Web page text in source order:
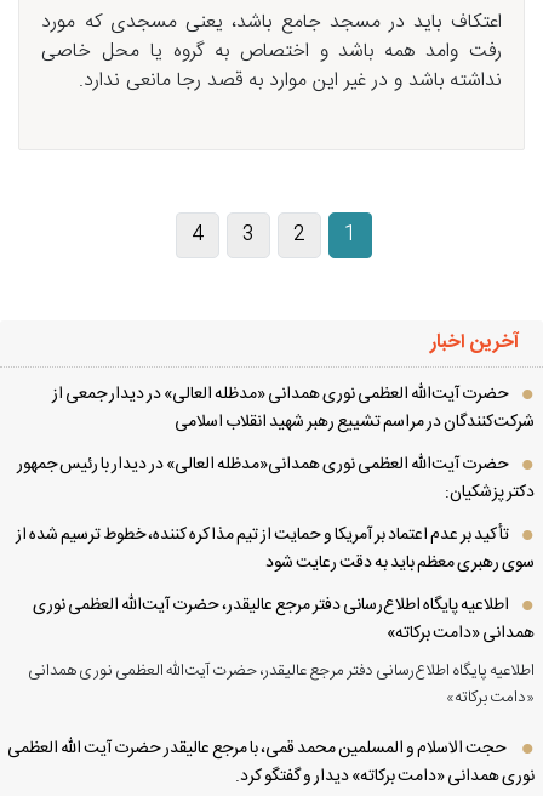
اعتکاف باید در مسجد جامع باشد، یعنی مسجدی که مورد
رفت وامد همه باشد و اختصاص به گروه یا محل خاصی
نداشته باشد و در غیر این موارد به قصد رجا مانعی ندارد.
آخرین اخبار
حضرت آیت‌الله العظمی نوری همدانی «مدظله العالی» در دیدار جمعی از
در مراسم تشییع رهبر شهید انقلاب اسلامی
حضرت آیت‌الله العظمی نوری همدانی«مدظله العالی» در دیدار با رئیس جمهور
پزشکیان:
تأکید بر عدم اعتماد بر آمریکا و حمایت از تیم مذاکره کننده، خطوط ترسیم شده از
رهبری معظم باید به دقت رعایت شود
اطلاعیه پایگاه اطلاع‌رسانی دفتر مرجع عالیقدر، حضرت آیت‌الله العظمی نوری
«دامت برکاته»
پایگاه اطلاع‌رسانی دفتر مرجع عالیقدر، حضرت آیت‌الله العظمی نوری همدانی
برکاته»
حجت الاسلام و المسلمین محمد قمی، با مرجع عالیقدر حضرت آیت الله العظمی
همدانی «دامت برکاته» دیدار و گفتگو کرد.